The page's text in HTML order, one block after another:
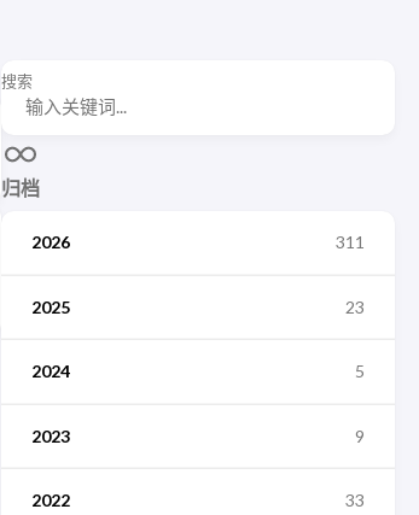
搜索
归档
2026 311
2025 23
2024 5
2023 9
2022 33